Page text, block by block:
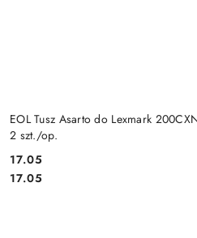
EOL Tusz Asarto do Lexmark
2 szt./op.
Cena:
17.05
Cena:
17.05